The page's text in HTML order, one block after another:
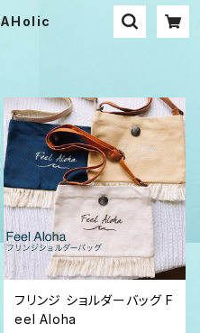
AHolic
フリンジ ショルダーバッグ F
eel Aloha